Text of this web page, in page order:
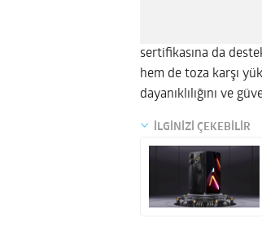
sertifikasına da
hem de toza karşı
dayanıklılığını ve
İLGİNİZİ ÇEKEBİLİR